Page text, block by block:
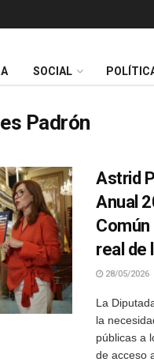
SOCIAL
Padrón
Astrid
Anual
real de
28/05/2026
La
la
públicas a
de acceso